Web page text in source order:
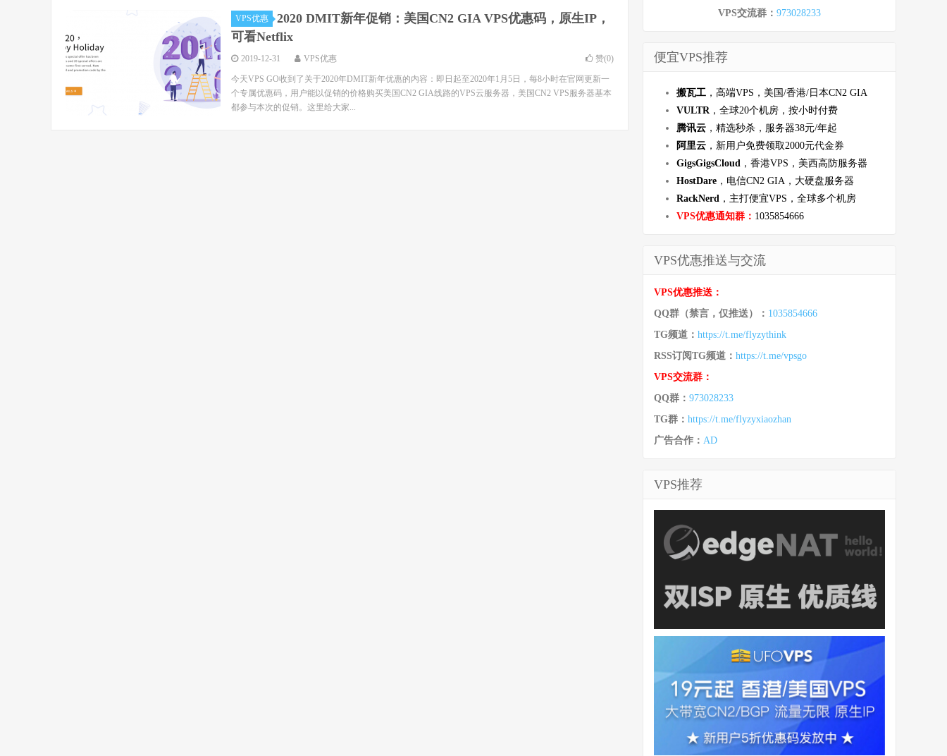
VPS优惠
2020 DMIT新年促销：美国CN2 GIA VPS优惠码，原生IP，
可看Netflix
2019-12-31 VPS优惠 赞(0)
今天VPS GO收到了关于2020年DMIT新年优惠的内容：即日起至2020年1月5日，每8小时在官网更新一
个专属优惠码，用户能以促销的价格购买美国CN2 GIA线路的VPS云服务器，美国CN2 VPS服务器基本
都参与本次的促销。这里给大家...
VPS交流群： 973028233
便宜VPS推荐
搬瓦工 ，高端VPS，美国/香港/日本CN2 GIA
VULTR ，全球20个机房，按小时付费
腾讯云 ，精选秒杀，服务器38元/年起
阿里云 ，新用户免费领取2000元代金券
GigsGigsCloud ，香港VPS，美西高防服务器
HostDare ，电信CN2 GIA，大硬盘服务器
RackNerd ，主打便宜VPS，全球多个机房
VPS优惠通知群： 1035854666
VPS优惠推送与交流
VPS优惠推送：
QQ群（禁言，仅推送）： 1035854666
TG频道： https://t.me/flyzythink
RSS订阅TG频道： https://t.me/vpsgo
VPS交流群：
QQ群： 973028233
TG群： https://t.me/flyzyxiaozhan
广告合作： AD
VPS推荐